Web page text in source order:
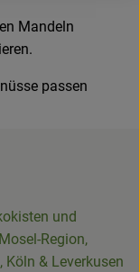
Mandeln
passen
und
Region,
Köln & Leverkusen